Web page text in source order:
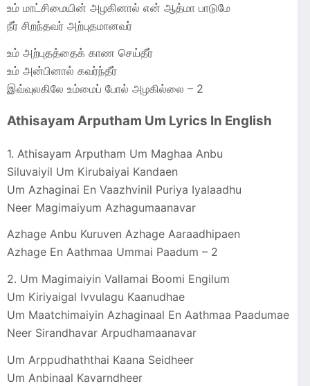
உம் மாட்சிமையின் அழகினால் என் ஆத்மா பாடுமே
நீர் சிறந்தவர் அற்புதமானவர்
உம் அற்புதத்தைக் காண செய்தீர்
உம் அன்பினால் கவர்ந்தீர்
இவ்வுலகிலே உம்மைப் போல் அழகில்லை – 2
Athisayam Arputham Um Lyrics In English
1. Athisayam Arputham Um Maghaa Anbu
Siluvaiyil Um Kirubaiyai Kandaen
Um Azhaginai En Vaazhvinil Puriya Iyalaadhu
Neer Magimaiyum Azhagumaanavar
Azhage Anbu Kuruven Azhage Aaraadhipaen
Azhage En Aathmaa Ummai Paadum – 2
2. Um Magimaiyin Vallamai Boomi Engilum
Um Kiriyaigal Ivvulagu Kaanudhae
Um Maatchimaiyin Azhaginaal En Aathmaa Paadumae
Neer Sirandhavar Arpudhamaanavar
Um Arppudhaththai Kaana Seidheer
Um Anbinaal Kavarndheer